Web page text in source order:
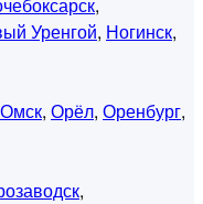
Уренгой, Ногинск,
Омск, Орёл, Оренбург,
,